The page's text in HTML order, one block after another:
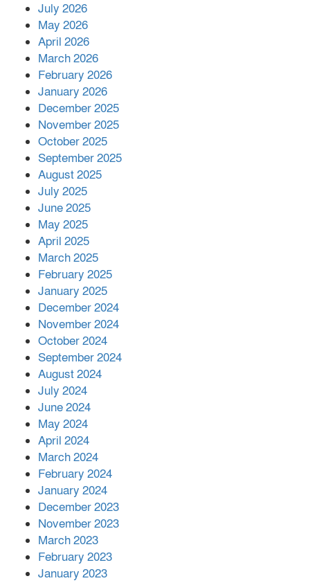
পর ফোন তারেক রহমানের,গ্যাস সঙ্কট
সহায়তা দিলেন সাচিং প্রু জেরী
July 2026
May 2026
April 2026
March 2026
February 2026
January 2026
December 2025
November 2025
October 2025
September 2025
August 2025
July 2025
June 2025
May 2025
April 2025
March 2025
February 2025
January 2025
December 2024
November 2024
October 2024
September 2024
August 2024
July 2024
June 2024
May 2024
April 2024
March 2024
February 2024
January 2024
December 2023
November 2023
March 2023
February 2023
January 2023